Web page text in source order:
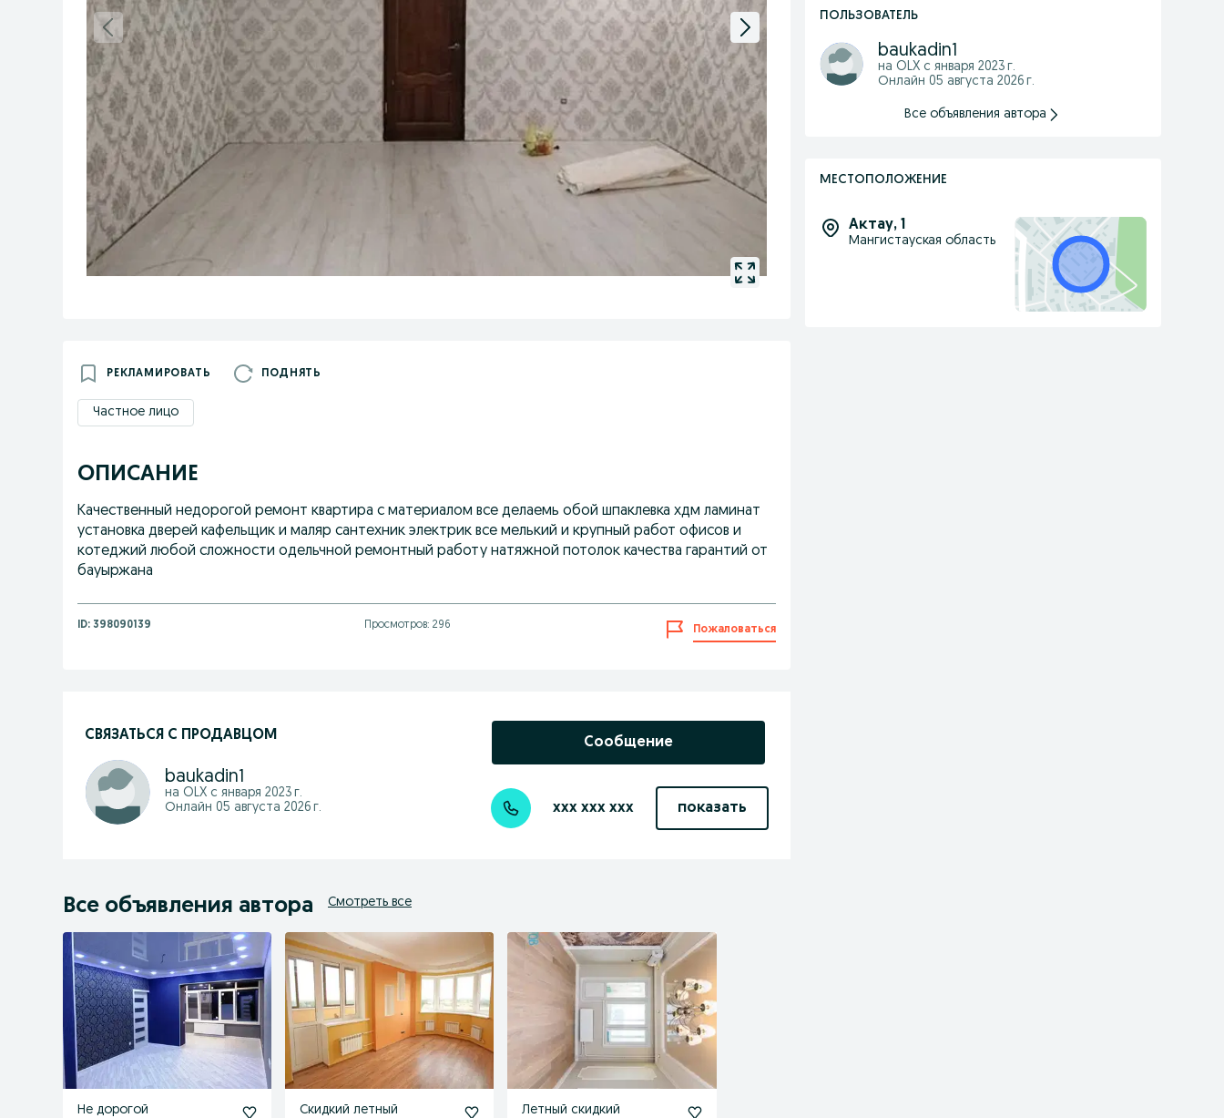
РЕКЛАМИРОВАТЬ ПОДНЯТЬ
Частное лицо
ОПИСАНИЕ
Качественный недорогой ремонт квартира с материалом все делаемь обой шпаклевка хдм ламинат
установка дверей кафельщик и маляр сантехник электрик все мелький и крупный работ офисов и
котеджий любой сложности одельчной ремонтный работу натяжной потолок качества гарантий от
бауыржана
ID: 398090139 Просмотров: 296 Пожаловаться
СВЯЗАТЬСЯ С ПРОДАВЦОМ
baukadin1
на OLX с января 2023 г.
Онлайн 05 августа 2026 г.
Сообщение
xxx xxx xxx показать
ПОЛЬЗОВАТЕЛЬ
baukadin1
на OLX с января 2023 г.
Онлайн 05 августа 2026 г.
Все объявления автора
МЕСТОПОЛОЖЕНИЕ
Актау, 1
Мангистауская область
Все объявления автора Смотреть все
Не дорогой
Скидкий летный
Летный скидкий